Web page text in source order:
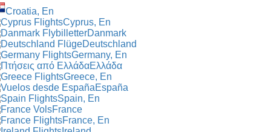
Croatia, En
Cyprus, En
Danmark
Deutschland
Germany, En
Ελλάδα
Greece, En
España
Spain, En
France
France, En